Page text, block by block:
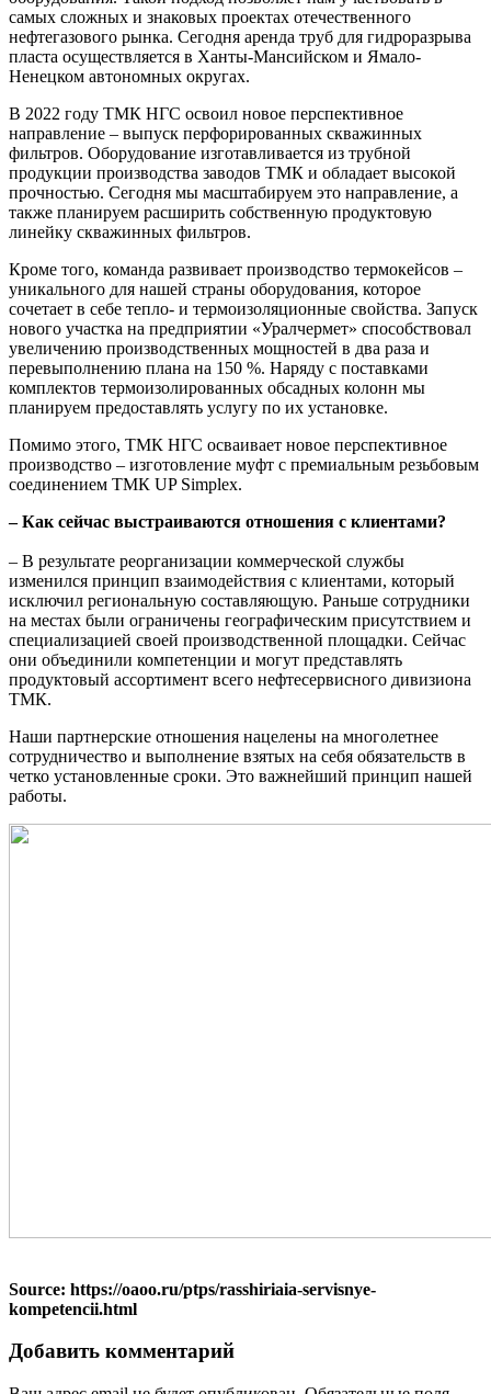
самых сложных и знаковых проектах отечественного
нефтегазового рынка. Сегодня аренда труб для гидроразрыва
пласта осуществляется в Ханты-Мансийском и Ямало-
Ненецком автономных округах.
В 2022 году ТМК НГС освоил новое перспективное
направление – выпуск перфорированных скважинных
фильтров. Оборудование изготавливается из трубной
продукции производства заводов ТМК и обладает высокой
прочностью. Сегодня мы масштабируем это направление, а
также планируем расширить собственную продуктовую
линейку скважинных фильтров.
Кроме того, команда развивает производство термокейсов –
уникального для нашей страны оборудования, которое
сочетает в себе тепло- и термоизоляционные свойства. Запуск
нового участка на предприятии «Уралчермет» способствовал
увеличению производственных мощностей в два раза и
перевыполнению плана на 150 %. Наряду с поставками
комплектов термоизолированных обсадных колонн мы
планируем предоставлять услугу по их установке.
Помимо этого, ТМК НГС осваивает новое перспективное
производство – изготовление муфт с премиальным резьбовым
соединением ТМК UP Simplex.
– Как сейчас выстраиваются отношения с клиентами?
– В результате реорганизации коммерческой службы
изменился принцип взаимодействия с клиентами, который
исключил региональную составляющую. Раньше сотрудники
на местах были ограничены географическим присутствием и
специализацией своей производственной площадки. Сейчас
они объединили компетенции и могут представлять
продуктовый ассортимент всего нефтесервисного дивизиона
ТМК.
Наши партнерские отношения нацелены на многолетнее
сотрудничество и выполнение взятых на себя обязательств в
четко установленные сроки. Это важнейший принцип нашей
работы.
Source: https://oaoo.ru/ptps/rasshiriaia-servisnye-
kompetencii.html
Добавить комментарий